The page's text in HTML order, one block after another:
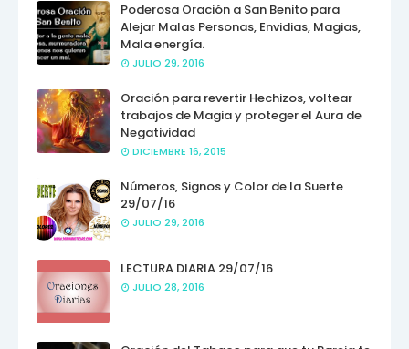
Poderosa Oración a San Benito para
Alejar Malas Personas, Envidias, Magias,
Mala energía.
JULIO 29, 2016
Oración para revertir Hechizos, voltear
trabajos de Magia y proteger el Aura de
Negatividad
DICIEMBRE 16, 2015
Números, Signos y Color de la Suerte
29/07/16
JULIO 29, 2016
LECTURA DIARIA 29/07/16
JULIO 28, 2016